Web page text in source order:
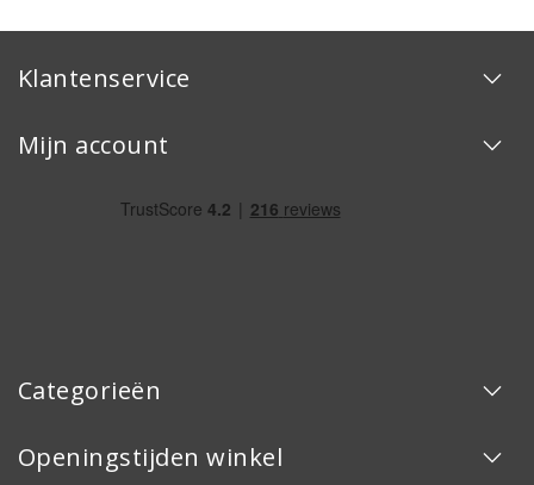
Klantenservice
Mijn account
Categorieën
Openingstijden winkel